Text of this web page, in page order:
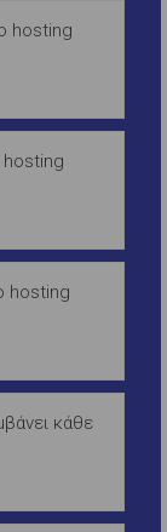
hosting
hosting
hosting
κάθε